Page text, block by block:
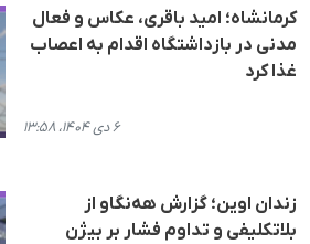
کرمانشاه؛ امید باقری، عکاس و فعال
مدنی در بازداشتگاه اقدام به اعصاب
غذا کرد
۶ دی ۱۴۰۴، ۱۳:۵۸
زندان اوین؛ گزارش هه‌نگاو از
بلاتکلیفی و تداوم فشار بر بیژن